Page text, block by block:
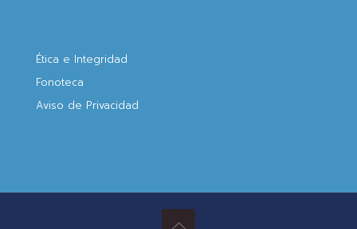
Ética e Integridad
Fonoteca
Aviso de Privacidad